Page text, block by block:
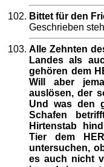
Bittet für den
Geschrieben
Alle Zehnten
Landes als
gehören dem
Will aber
auslösen, der
Und was den
Schafen
Hirtenstab
Tier dem
untersuchen,
es auch nicht